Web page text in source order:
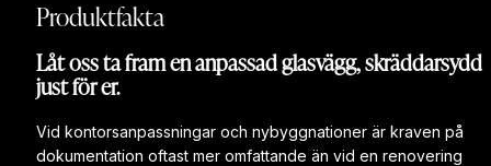
Produktfakta
Låt oss ta fram en anpassad glasvägg, skräddarsydd
just för er.
Vid kontorsanpassningar och nybyggnationer är kraven på
dokumentation oftast mer omfattande än vid en renovering